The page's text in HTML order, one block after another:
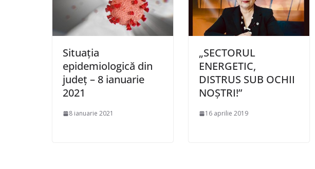
Situația
epidemiologică din
județ – 8 ianuarie
2021
8 ianuarie 2021
„SECTORUL
ENERGETIC,
DISTRUS SUB OCHII
NOȘTRI!”
16 aprilie 2019